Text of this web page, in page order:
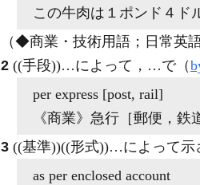
この牛肉は１ポンド４ド
（◆商業・技術用語；日常英
2 ((手段))…によって，…で（
per express [post, rail]
《商業》 急行［郵便，鉄
3 ((基準))((形式))…によって
as per enclosed account